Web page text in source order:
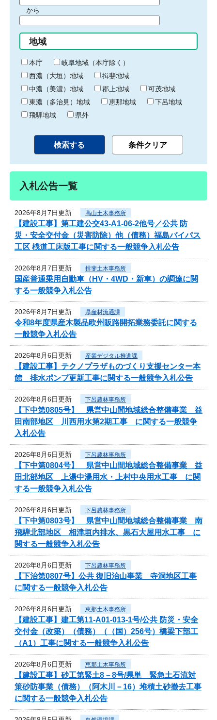
間
始
り
から
間
終
わ
り
地域
本庁
岐阜地域（本庁除く）
西濃（大垣）地域
揖斐地域
中濃（美濃）地域
郡上地域
可茂地域
東濃（多治見）地域
恵那地域
下呂地域
飛騨地域
県外
入札公告一覧
2026年8月7日更新 高山土木事務所
【建設工事】第工建公交43-A1-06-2他号／公共 防
災・安全交付金（災害防除）他（債務）福島バイパス
工区 桟道工床版工事に関する一般競争入札公告
2026年8月7日更新 揖斐土木事務所
国産普通乗用自動車（HV・4WD・新車）の調達に関
する一般競争入札公告
2026年8月7日更新 県産材流通課
令和8年度県産木製品欧州販路開拓業務委託に関する
一般競争入札公告
2026年8月6日更新 産業デジタル推進課
【建設工事】テクノプラザものづくり支援センター本
館 排水ポンプ更新工事に関する一般競争入札公告
2026年8月6日更新 下呂農林事務所
【下中第0805号】 県営中山間地域総合整備事業 益
田南部地区 川西用水第2期工事 に関する一般競争
入札公告
2026年8月6日更新 下呂農林事務所
【下中第0804号】 県営中山間地域総合整備事業 益
田北部地区 上湯中湯用水・上村中央用水工事 に関
する一般競争入札公告
2026年8月6日更新 下呂農林事務所
【下中第0803号】 県営中山間地域総合整備事業 南
飛騨北部地区 相津垣内排水、黒石大屋用水工事 に
関する一般競争入札公告
2026年8月6日更新 下呂農林事務所
【下治第0807号】公共 復旧治山事業 寺洞地区工事
に関する一般競争入札公告
2026年8月6日更新 恵那土木事務所
【建設工事】建工第11-A01-013-1号/公共 防災・安全
交付金（改築）（債務）（（国）256号）橋梁下部工
（A1）工事に関する一般競争入札公告
2026年8月6日更新 恵那土木事務所
【建設工事】砂工第緊土8－8号/県単 緊急土石流対
策砂防事業（債務）（阿木川－16）堆積土砂撤去工事
に関する一般競争入札公告